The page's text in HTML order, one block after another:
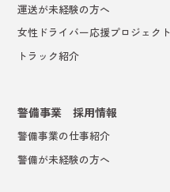
運送が未経験の方へ
女性ドライバー応援プロジェクト
トラック紹介
警備事業 採用情報
警備事業の仕事紹介
警備が未経験の方へ